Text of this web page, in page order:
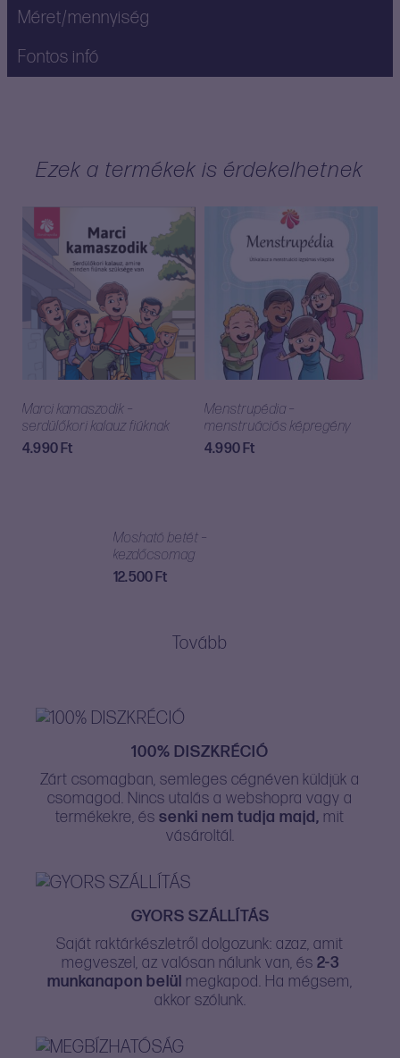
Méret/mennyiség
Fontos infó
Ezek a termékek is érdekelhetnek
Marci kamaszodik –
serdülőkori kalauz fiúknak
4.990Ft
Menstrupédia –
menstruációs képregény
4.990Ft
Mosható betét –
kezdőcsomag
12.500 Ft
Tovább
100% DISZKRÉCIÓ
Zárt csomagban, semleges cégnéven küldjük a
csomagod. Nincs utalás a webshopra vagy a
termékekre, és senki nem tudja majd, mit
vásároltál.
GYORS SZÁLLÍTÁS
Saját raktárkészletről dolgozunk: azaz, amit
megveszel, az valósan nálunk van, és 2-3
munkanapon belül megkapod. Ha mégsem,
akkor szólunk.